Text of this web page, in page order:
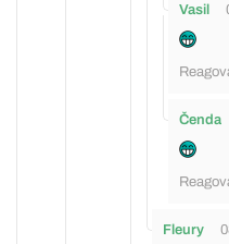
Vasil
Čenda
Fleury